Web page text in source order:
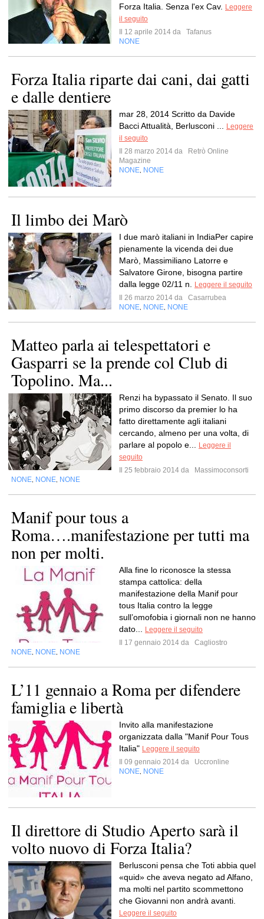
Forza Italia. Senza l'ex Cav.
Leggere
il seguito
Il 12 aprile 2014 da
Tafanus
NONE
Forza Italia riparte dai cani, dai gatti
e dalle dentiere
mar 28, 2014 Scritto da Davide
Bacci Attualità, Berlusconi ...
Leggere
il seguito
Il 28 marzo 2014 da
Retrò Online
Magazine
NONE NONE
Il limbo dei Marò
I due marò italiani in IndiaPer capire
pienamente la vicenda dei due
Marò, Massimiliano Latorre e
Salvatore Girone, bisogna partire
dalla legge 02/11 n.
Leggere il seguito
Il 26 marzo 2014 da
Casarrubea
NONE NONE NONE
Matteo parla ai telespettatori e
Gasparri se la prende col Club di
Topolino. Ma...
Renzi ha bypassato il Senato. Il suo
primo discorso da premier lo ha
fatto direttamente agli italiani
cercando, almeno per una volta, di
parlare al popolo e...
Leggere il
seguito
Il 25 febbraio 2014 da
Massimoconsorti
NONE NONE NONE
Manif pour tous a
Roma….manifestazione per tutti ma
non per molti.
Alla fine lo riconosce la stessa
stampa cattolica: della
manifestazione della Manif pour
tous Italia contro la legge
sull’omofobia i giornali non ne hanno
dato...
Leggere il seguito
Il 17 gennaio 2014 da
Cagliostro
NONE NONE NONE
L’11 gennaio a Roma per difendere
famiglia e libertà
Invito alla manifestazione
organizzata dalla "Manif Pour Tous
Italia" Leggere il seguito
Il 09 gennaio 2014 da
Uccronline
NONE NONE
Il direttore di Studio Aperto sarà il
volto nuovo di Forza Italia?
Berlusconi pensa che Toti abbia quel
«quid» che aveva negato ad Alfano,
ma molti nel partito scommettono
che Giovanni non andrà avanti.
Leggere il seguito